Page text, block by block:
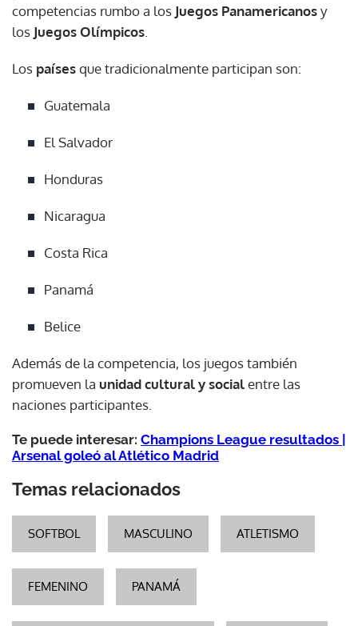
competencias rumbo a los Juegos Panamericanosy
los Juegos Olímpicos.
Los paísesque tradicionalmente participan son:
Guatemala
El Salvador
Honduras
Nicaragua
Costa Rica
Panamá
Belice
Además de la competencia, los juegos también
promueven la unidad cultural y socialentre las
naciones participantes.
Te puede interesar: Champions League resultados |
Arsenal goleó al Atlético Madrid
Temas relacionados
SOFTBOL MASCULINO ATLETISMO
FEMENINO PANAMÁ